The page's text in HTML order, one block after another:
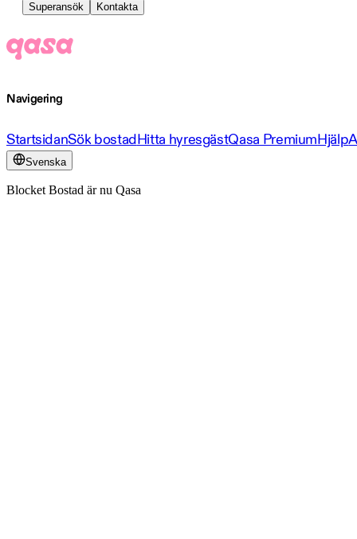
Superansök Kontakta
Navigering
StartsidanSök bostadHitta hyresgästQasa PremiumHjälp
Svenska
Blocket Bostad är nu Qasa